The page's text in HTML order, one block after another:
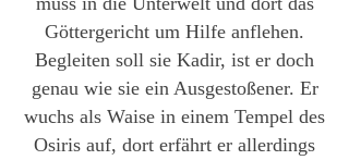
Göttergericht um Hilfe anflehen.
Begleiten soll sie Kadir, ist er doch
genau wie sie ein Ausgestoßener. Er
wuchs als Waise in einem Tempel des
Osiris auf, dort erfährt er allerdings